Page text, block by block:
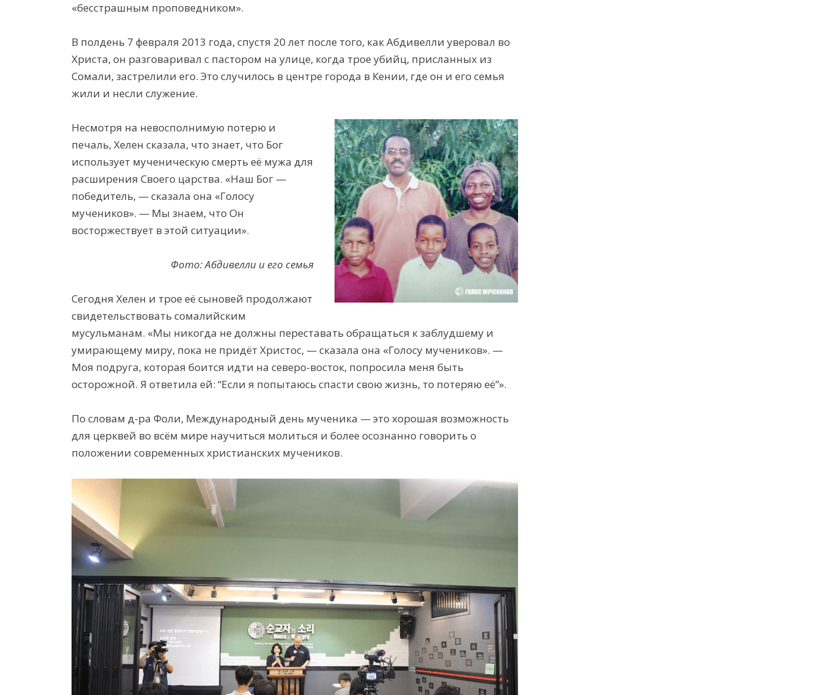
«бесстрашным проповедником».
В полдень 7 февраля 2013 года, спустя 20 лет после того, как Абдивелли уверовал во
Христа, он разговаривал с пастором на улице, когда трое убийц, присланных из
Сомали, застрелили его. Это случилось в центре города в Кении, где он и его семья
жили и несли служение.
Несмотря на невосполнимую потерю и
печаль, Хелен сказала, что знает, что Бог
использует мученическую смерть её мужа для
расширения Своего царства. «Наш Бог —
победитель, — сказала она «Голосу
мучеников». — Мы знаем, что Он
восторжествует в этой ситуации».
Фото: Абдивелли и его семья
Сегодня Хелен и трое её сыновей продолжают
свидетельствовать сомалийским
мусульманам. «Мы никогда не должны переставать обращаться к заблудшему и
умирающему миру, пока не придёт Христос, — сказала она «Голосу мучеников». —
Моя подруга, которая боится идти на северо-восток, попросила меня быть
осторожной. Я ответила ей: “Если я попытаюсь спасти свою жизнь, то потеряю её”».
По словам д-ра Фоли, Международный день мученика — это хорошая возможность
для церквей во всём мире научиться молиться и более осознанно говорить о
положении современных христианских мучеников.